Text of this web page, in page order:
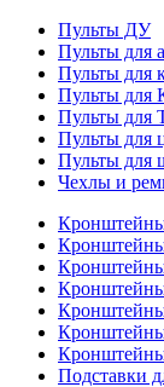
Пульты ДУ
Пульты для
Пульты для
Пульты для
Пульты для
Пульты для
Пульты для
Чехлы и
Кронштейны
Кронштейны
Подставки